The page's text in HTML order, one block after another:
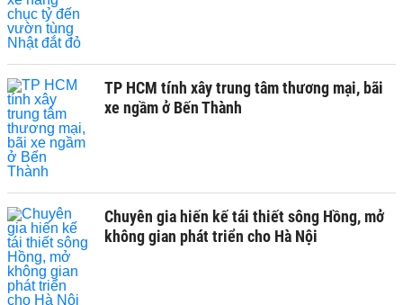
TP HCM tính xây trung tâm thương mại, bãi
xe ngầm ở Bến Thành
Chuyên gia hiến kế tái thiết sông Hồng, mở
không gian phát triển cho Hà Nội